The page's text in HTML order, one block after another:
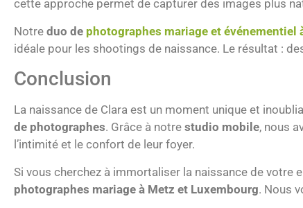
cette approche permet de capturer des images plus
Notre duo de photographes mariage et événementiel
idéale pour les shootings de naissance. Le résultat :
Conclusion
La naissance de Clara est un moment unique et
de photographes. Grâce à notre studio mobile, nous
l’intimité et le confort de leur foyer.
Si vous cherchez à immortaliser la naissance de votre
photographes mariage à Metz et Luxembourg. Nous